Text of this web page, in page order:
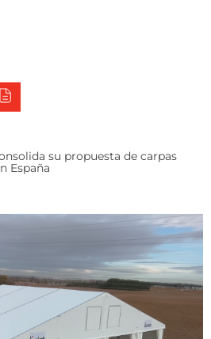
su propuesta de carpas
España